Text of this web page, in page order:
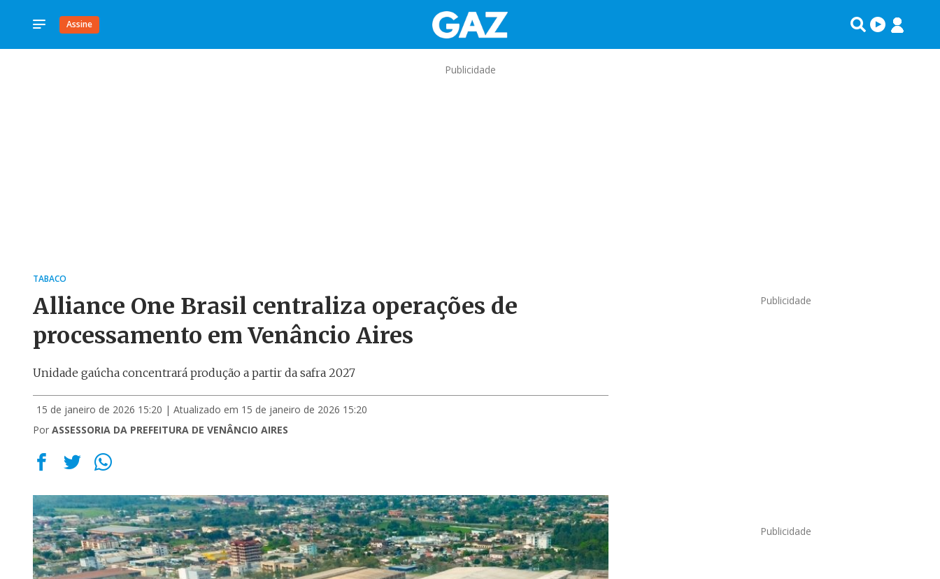
Assine
Publicidade
TABACO
Alliance One Brasil centraliza operações de
processamento em Venâncio Aires
Unidade gaúcha concentrará produção a partir da safra 2027
15 de janeiro de 2026 15:20 | Atualizado em 15 de janeiro de 2026 15:20
Por ASSESSORIA DA PREFEITURA DE VENÂNCIO AIRES
Publicidade
Publicidade